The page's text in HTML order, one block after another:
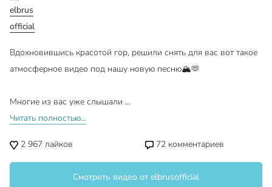
elbrus
official
Вдохновившись красотой гор, решили снять для вас вот такое
атмосферное видео под нашу новую песню🏔️🫶
Многие из вас уже слышали …
Читать полностью...
2 967 лайков 72 комментариев
Смотреть видео от elbrusofficial